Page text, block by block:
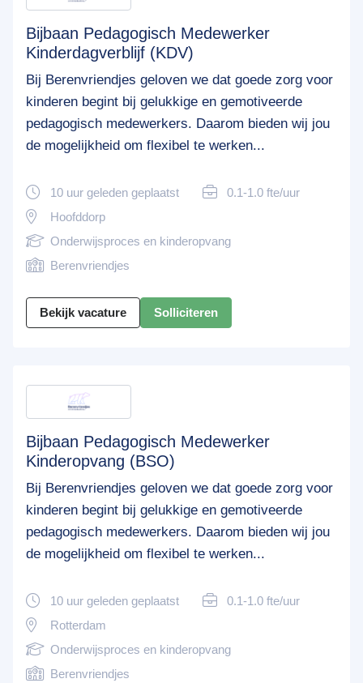
Bijbaan Pedagogisch Medewerker
Kinderdagverblijf (KDV)
Bij Berenvriendjes geloven we dat goede zorg voor
kinderen begint bij gelukkige en gemotiveerde
pedagogisch medewerkers. Daarom bieden wij jou
de mogelijkheid om flexibel te werken...
10 uur geleden geplaatst
0.1-1.0 fte/uur
Hoofddorp
Onderwijsproces en kinderopvang
Berenvriendjes
Bekijk vacature Solliciteren
Bijbaan Pedagogisch Medewerker
Kinderopvang (BSO)
Bij Berenvriendjes geloven we dat goede zorg voor
kinderen begint bij gelukkige en gemotiveerde
pedagogisch medewerkers. Daarom bieden wij jou
de mogelijkheid om flexibel te werken...
10 uur geleden geplaatst
0.1-1.0 fte/uur
Rotterdam
Onderwijsproces en kinderopvang
Berenvriendjes